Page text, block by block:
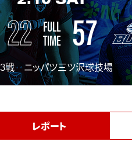
22 FULL
TIME 57
戦 ニッパツ三ツ沢球技場
レポート